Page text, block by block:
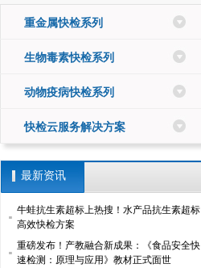
重金属快检系列
生物毒素快检系列
动物疫病快检系列
快检云服务解决方案
最新资讯
牛蛙抗生素超标上热搜！水产品抗生素超标
高效快检方案
重磅发布！产教融合新成果：《食品安全快
速检测：原理与应用》教材正式面世